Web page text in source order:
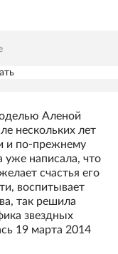
Аленой
нескольких лет
и по-прежнему
уже написала, что
счастья его
воспитывает
так решила
звездных
19 марта 2014